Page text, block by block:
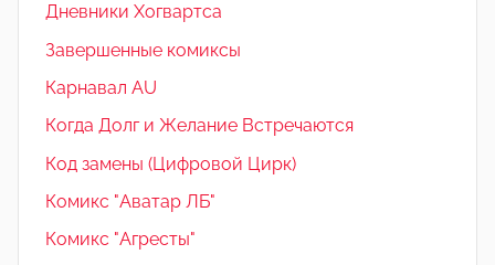
Дневники Хогвартса
Завершенные комиксы
Карнавал AU
Когда Долг и Желание Встречаются
Код замены (Цифровой Цирк)
Комикс "Аватар ЛБ"
Комикс "Агресты"